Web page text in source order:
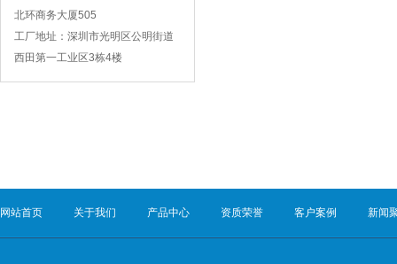
北环商务大厦505
工厂地址： 深圳市光明区公明街道
西田第一工业区3栋4楼
网站首页 关于我们 产品中心 资质荣誉 客户案例 新闻